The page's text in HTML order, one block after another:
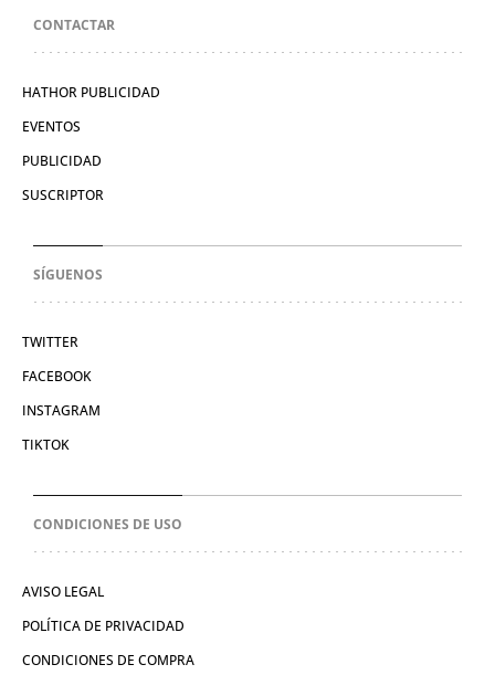
CONTACTAR
HATHOR PUBLICIDAD
EVENTOS
PUBLICIDAD
SUSCRIPTOR
SÍGUENOS
TWITTER
FACEBOOK
INSTAGRAM
TIKTOK
CONDICIONES DE USO
AVISO LEGAL
POLÍTICA DE PRIVACIDAD
CONDICIONES DE COMPRA